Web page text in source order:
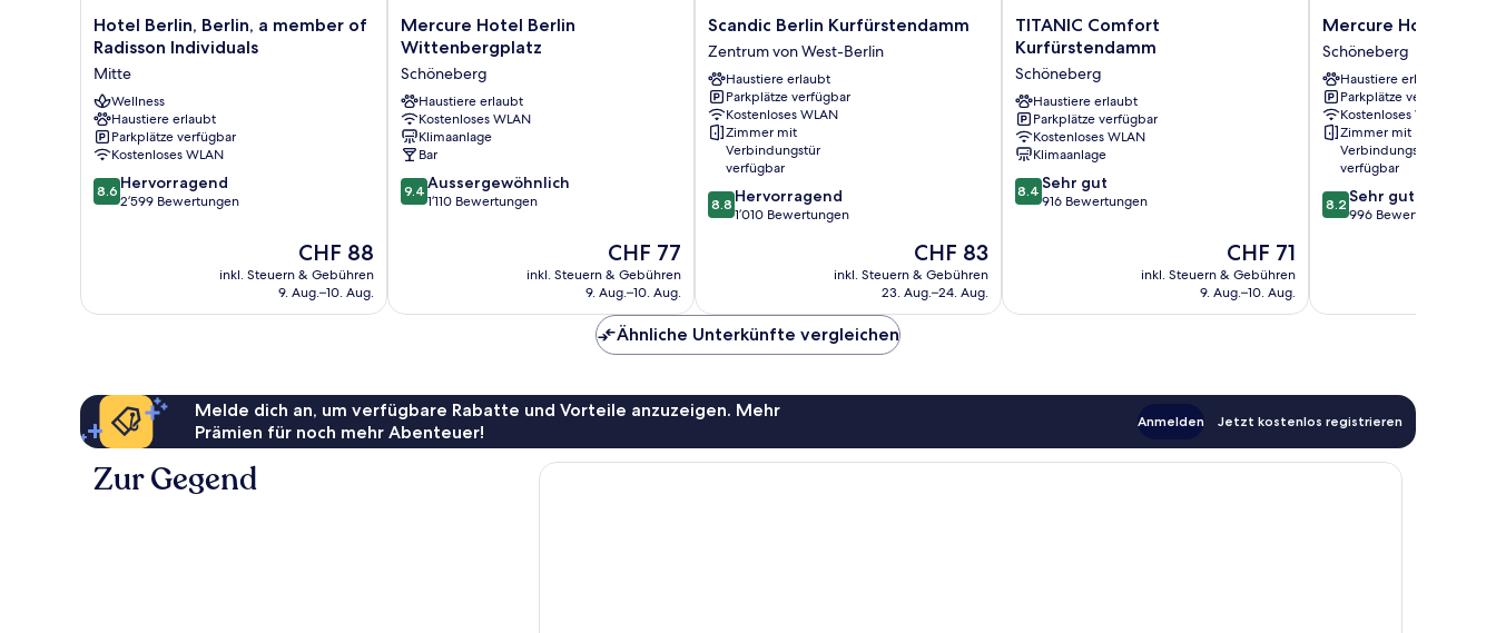
Hotel
Berlin,
a
member
of
Radisson
Individuals
Mitte
Hotel Berlin, Berlin, a member of
Radisson Individuals
Mitte
Wellness
Haustiere erlaubt
Parkplätze verfügbar
Kostenloses WLAN
8.6
von
8.6 Hervorragend
2’599 Bewertungen
Der
Preis
beträgt
CHF 88
inkl. Steuern & Gebühren
9. Aug.–10. Aug.
Mercure
Hotel
Wittenbergplatz
Schöneberg
Mercure Hotel Berlin
Wittenbergplatz
Schöneberg
Haustiere erlaubt
Kostenloses WLAN
Klimaanlage
Bar
9.4
von
9.4 Aussergewöhnlich
1’110 Bewertungen
Der
Preis
beträgt
CHF 77
inkl. Steuern & Gebühren
9. Aug.–10. Aug.
Scandic
Berlin
Kurfürstendamm
Zentrum
von
West-
Berlin
Scandic Berlin Kurfürstendamm
Zentrum von West-Berlin
Haustiere erlaubt
Parkplätze verfügbar
Kostenloses WLAN
Zimmer mit
Verbindungstür
verfügbar
8.8
von
8.8 Hervorragend
1’010 Bewertungen
Der
Preis
beträgt
CHF 83
inkl. Steuern & Gebühren
23. Aug.–24. Aug.
TITANIC
Comfort
Schöneberg
TITANIC Comfort
Kurfürstendamm
Schöneberg
Haustiere erlaubt
Parkplätze verfügbar
Kostenloses WLAN
Klimaanlage
8.4
von
8.4 Sehr gut
916 Bewertungen
Der
Preis
beträgt
CHF 71
inkl. Steuern & Gebühren
9. Aug.–10. Aug.
Mercure
Hotel
Berlin
Zentrum
Schöneberg
Mercure Hotel
Schöneberg
Haustiere erlaubt
Parkplätze verfügbar
Kostenloses WLAN
Zimmer mit
Verbindungstür
verfügbar
8.2
von
Bewertungen
8.2 Sehr gut
996 Bewertungen
Ähnliche Unterkünfte vergleichen
Melde dich an, um verfügbare Rabatte und Vorteile anzuzeigen. Mehr
Prämien für noch mehr Abenteuer!
Anmelden Jetzt kostenlos registrieren
Zur Gegend